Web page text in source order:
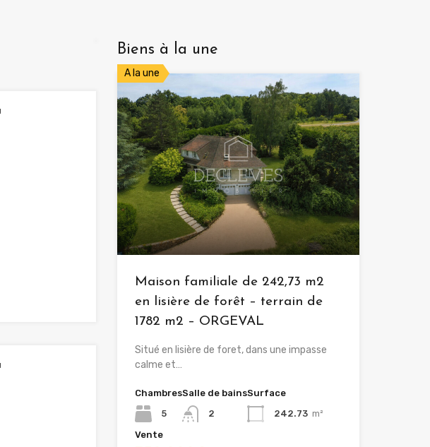
Biens à la une
A la une
Maison familiale de 242,73 m2
en lisière de forêt – terrain de
1782 m2 – ORGEVAL
Situé en lisière de foret, dans une impasse
calme et…
Chambres
5
Salle de bains
2
Surface
242.73 m²
Vente